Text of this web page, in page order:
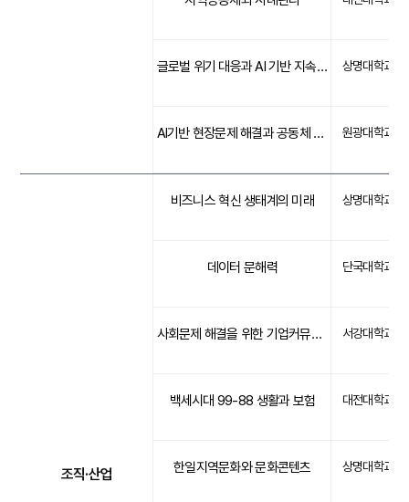
글로벌 위기 대응과 AI 기반 지속 가능한 생태계 상명대학교
AI기반 현장문제 해결과 공동체 혁신 원광대학교
조직·산업
비즈니스 혁신 생태계의 미래 상명대학교
데이터 문해력 단국대학교
사회문제 해결을 위한 기업커뮤니케이션 서강대학교
백세시대 99-88 생활과 보험 대전대학교
한일지역문화와 문화콘텐츠 상명대학교